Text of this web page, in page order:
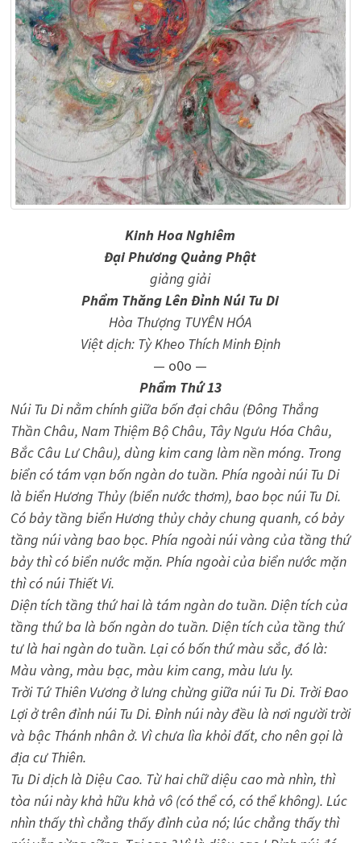
Kinh Hoa Nghiêm
Đại Phương Quảng Phật
giảng giải
Phẩm Thăng Lên Ðỉnh Núi Tu Di
Hòa Thượng TUYÊN HÓA
Việt dịch: Tỳ Kheo Thích Minh Ðịnh
— o0o —
Phẩm Thứ 13
Núi Tu Di nằm chính giữa bốn đại châu (Ðông Thắng
Thần Châu, Nam Thiệm Bộ Châu, Tây Ngưu Hóa Châu,
Bắc Câu Lư Châu), dùng kim cang làm nền móng. Trong
biển có tám vạn bốn ngàn do tuần. Phía ngoài núi Tu Di
là biển Hương Thủy (biển nước thơm), bao bọc núi Tu Di.
Có bảy tầng biển Hương thủy chảy chung quanh, có bảy
tầng núi vàng bao bọc. Phía ngoài núi vàng của tầng thứ
bảy thì có biển nước mặn. Phía ngoài của biển nước mặn
thì có núi Thiết Vi.
Diện tích tầng thứ hai là tám ngàn do tuần. Diện tích của
tầng thứ ba là bốn ngàn do tuần. Diện tích của tầng thứ
tư là hai ngàn do tuần. Lại có bốn thứ màu sắc, đó là:
Màu vàng, màu bạc, màu kim cang, màu lưu ly.
Trời Tứ Thiên Vương ở lưng chừng giữa núi Tu Di. Trời Ðao
Lợi ở trên đỉnh núi Tu Di. Ðỉnh núi này đều là nơi người trời
và bậc Thánh nhân ở. Vì chưa lìa khỏi đất, cho nên gọi là
địa cư Thiên.
Tu Di dịch là Diệu Cao. Từ hai chữ diệu cao mà nhìn, thì
tòa núi này khả hữu khả vô (có thể có, có thể không). Lúc
nhìn thấy thì chẳng thấy đỉnh của nó; lúc chẳng thấy thì